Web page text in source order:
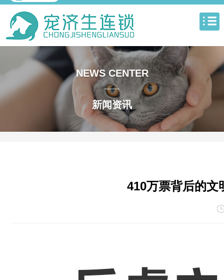
NEWS CENTER
新闻资讯
410万票背后的文